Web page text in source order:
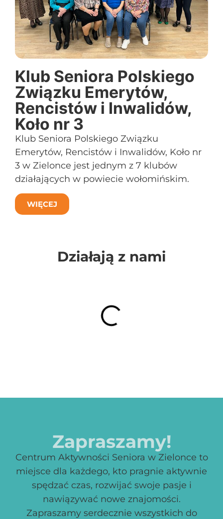
Klub Seniora Polskiego
Związku Emerytów,
Rencistów i Inwalidów,
Koło nr 3
Klub Seniora Polskiego Związku
Emerytów, Rencistów i Inwalidów, Koło nr
3 w Zielonce jest jednym z 7 klubów
działających w powiecie wołomińskim.
WIĘCEJ
Działają z nami
Zapraszamy!
Centrum Aktywności Seniora w Zielonce to
miejsce dla każdego, kto pragnie aktywnie
spędzać czas, rozwijać swoje pasje i
nawiązywać nowe znajomości.
Zapraszamy serdecznie wszystkich do